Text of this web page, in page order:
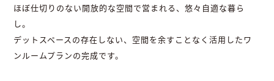
ほぼ仕切りのない開放的な空間で営まれる、悠々自適な暮ら
し。
デットスペースの存在しない、空間を余すことなく活用したワ
ンルームプランの完成です。